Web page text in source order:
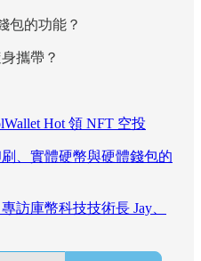
包的功能？
攜帶？
Hot 領 NFT 空投
、實體硬幣與硬體錢包的
訪庫幣科技技術長 Jay、